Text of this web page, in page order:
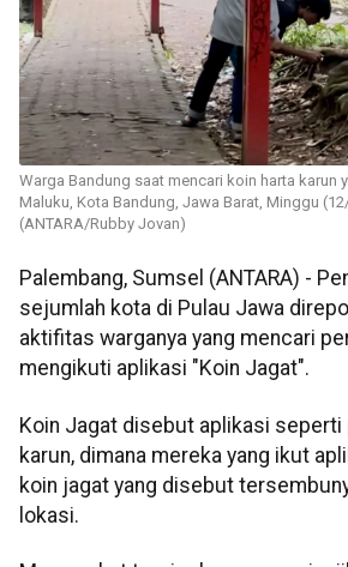
Warga Bandung saat mencari koin harta karun
Maluku, Kota Bandung, Jawa Barat, Minggu
(ANTARA/Rubby Jovan)
Palembang, Sumsel (ANTARA) -
sejumlah kota di Pulau Jawa
aktifitas warganya yang mencari
mengikuti aplikasi "Koin Jagat".
Koin Jagat disebut aplikasi seperti
karun, dimana mereka yang ikut
koin jagat yang disebut
lokasi.